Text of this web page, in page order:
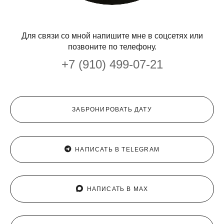
Для связи со мной напишите мне в соцсетях или
позвоните по телефону.
+7 (910) 499-07-21
ЗАБРОНИРОВАТЬ ДАТУ
НАПИСАТЬ В TELEGRAM
НАПИСАТЬ В MAX